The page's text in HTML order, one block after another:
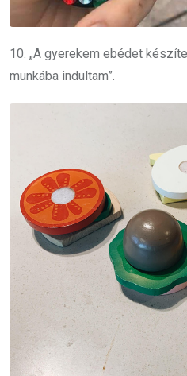
10. „A gyerekem ebédet
munkába indultam”.